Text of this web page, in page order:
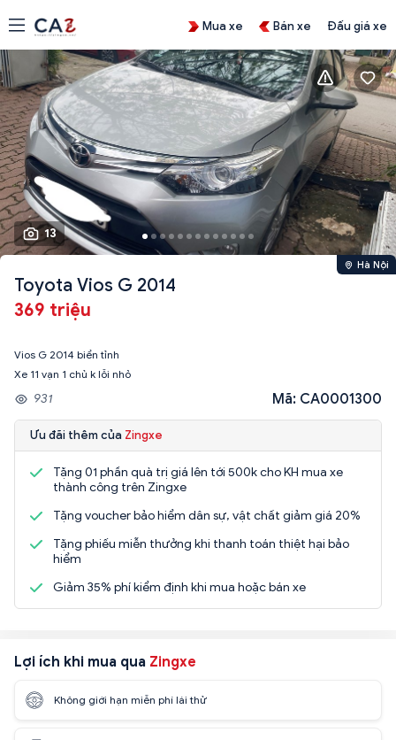
Mua xe Bán xe Đấu giá xe
13
Hà Nội
Toyota Vios G 2014
369 triệu
Vios G 2014 biển tỉnh
Xe 11 vạn 1 chủ k lỗi nhỏ
931 Mã: CA0001300
Ưu đãi thêm của Zingxe
Tặng 01 phần quà trị giá lên tới 500k cho KH mua xe
thành công trên Zingxe
Tặng voucher bảo hiểm dân sự, vật chất giảm giá 20%
Tặng phiếu miễn thưởng khi thanh toán thiệt hại bảo
hiểm
Giảm 35% phí kiểm định khi mua hoặc bán xe
Lợi ích khi mua qua Zingxe
Không giới hạn miễn phí lái thử